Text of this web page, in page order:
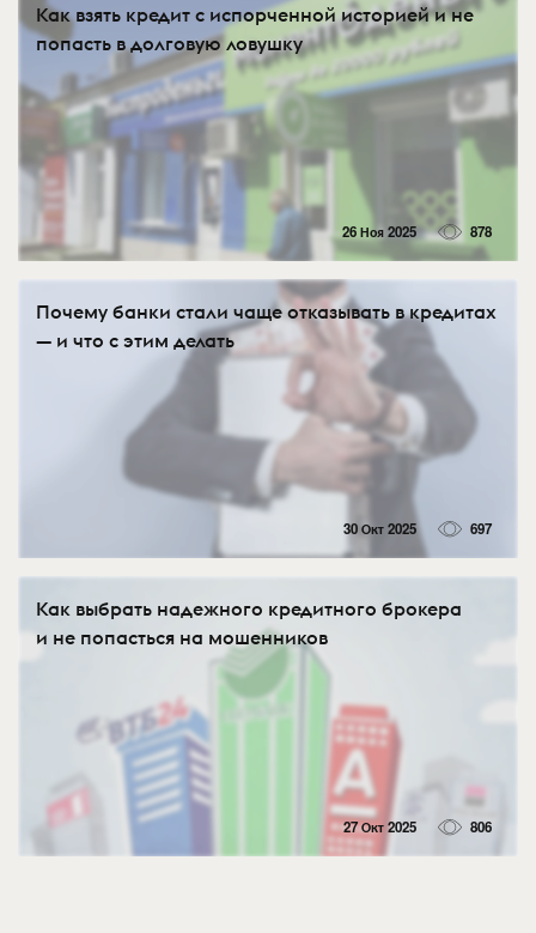
Как взять кредит с испорченной историей и не
попасть в долговую ловушку
26 Ноя 2025 878
Почему банки стали чаще отказывать в кредитах
— и что с этим делать
30 Окт 2025 697
Как выбрать надежного кредитного брокера
и не попасться на мошенников
27 Окт 2025 806